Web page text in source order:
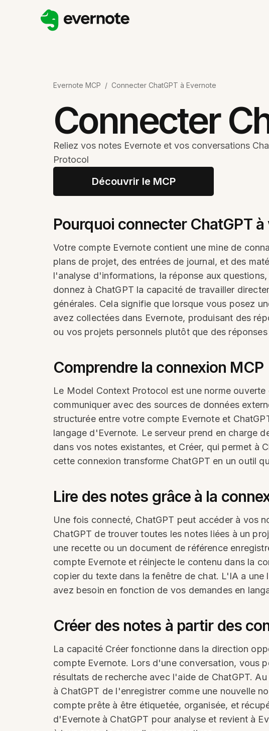
Evernote MCP / Connecter ChatGPT à Evernote
Connecter
Reliez vos notes Evernote et vos conversations
Protocol
Découvrir le MCP
Pourquoi connecter ChatGPT
Votre compte Evernote contient une mine de
plans de projet, des entrées de journal, et des
l'analyse d'informations, la réponse aux
donnez à ChatGPT la capacité de travailler
générales. Cela signifie que lorsque vous posez
avez collectées dans Evernote, produisant des
ou vos projets personnels plutôt que des réponses
Comprendre la connexion MCP
Le Model Context Protocol est une norme
communiquer avec des sources de données
structurée entre votre compte Evernote et
langage d'Evernote. Le serveur prend en charge
dans vos notes existantes, et Créer, qui permet à
cette connexion transforme ChatGPT en un outil
Lire des notes grâce à la
Une fois connecté, ChatGPT peut accéder à vos
ChatGPT de trouver toutes les notes liées à un
une recette ou un document de référence
compte Evernote et réinjecte le contenu dans la
copier du texte dans la fenêtre de chat. L'IA a
avez besoin en fonction de vos demandes en
Créer des notes à partir des
La capacité Créer fonctionne dans la direction
compte Evernote. Lors d'une conversation, vous
résultats de recherche avec l'aide de ChatGPT.
à ChatGPT de l'enregistrer comme une nouvelle
compte prête à être étiquetée, organisée, et
d'Evernote à ChatGPT pour analyse et revient à